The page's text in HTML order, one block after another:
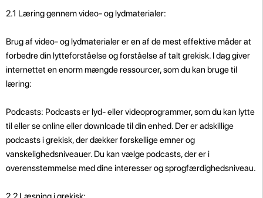
2.1 Læring gennem video- og lydmaterialer:
Brug af video- og lydmaterialer er en af ​​de mest effektive måder at
forbedre din lytteforståelse og forståelse af talt grekisk. I dag giver
internettet en enorm mængde ressourcer, som du kan bruge til
læring:
Podcasts: Podcasts er lyd- eller videoprogrammer, som du kan lytte
til eller se online eller downloade til din enhed. Der er adskillige
podcasts i grekisk, der dækker forskellige emner og
vanskelighedsniveauer. Du kan vælge podcasts, der er i
overensstemmelse med dine interesser og sprogfærdighedsniveau.